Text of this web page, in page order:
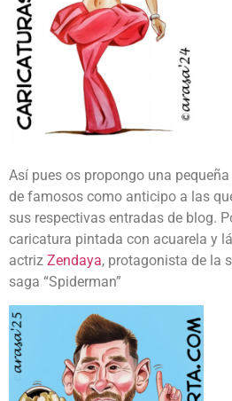
Así pues os propongo una
de famosos como anticipo a las
sus respectivas entradas de blog.
caricatura pintada con acuarela y
actriz Zendaya, protagonista de la
saga “Spiderman”